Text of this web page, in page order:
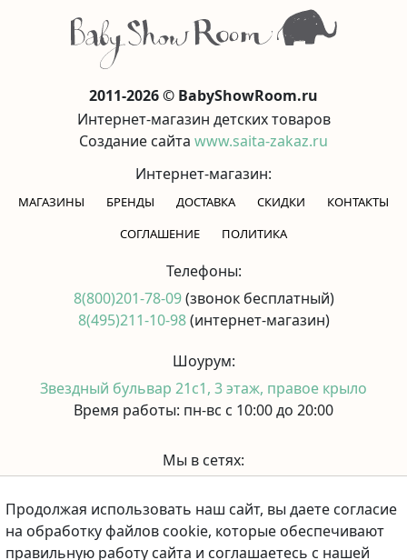
2011-2026 © BabyShowRoom.ru
Интернет-магазин детских товаров
Создание сайта www.saita-zakaz.ru
Интернет-магазин:
МАГАЗИНЫ БРЕНДЫ ДОСТАВКА СКИДКИ
КОНТАКТЫ
CОГЛАШЕНИЕ
ПОЛИТИКА
Телефоны:
8(800)201-78-09(звонок бесплатный)
8(495)211-10-98(интернет-магазин)
Шоурум:
Звездный бульвар 21с1, 3 этаж, правое крыло
Время работы: пн-вс с 10:00 до 20:00
Мы в сетях:
Принимаем к оплате:
Продолжая использовать наш сайт, вы даете согласие
на обработку файлов cookie, которые обеспечивают
правильную работу сайта и соглашаетесь с нашей